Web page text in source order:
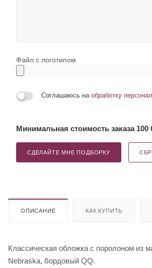
Файл с логотипом
Соглашаюсь на обработку
Минимальная стоимость заказа 100
СДЕЛАЙТЕ МНЕ ПОДБОРКУ
ОПИСАНИЕ КАК КУПИТЬ
Классическая обложка с поролоном из
Nebraska, бордовый QQ.